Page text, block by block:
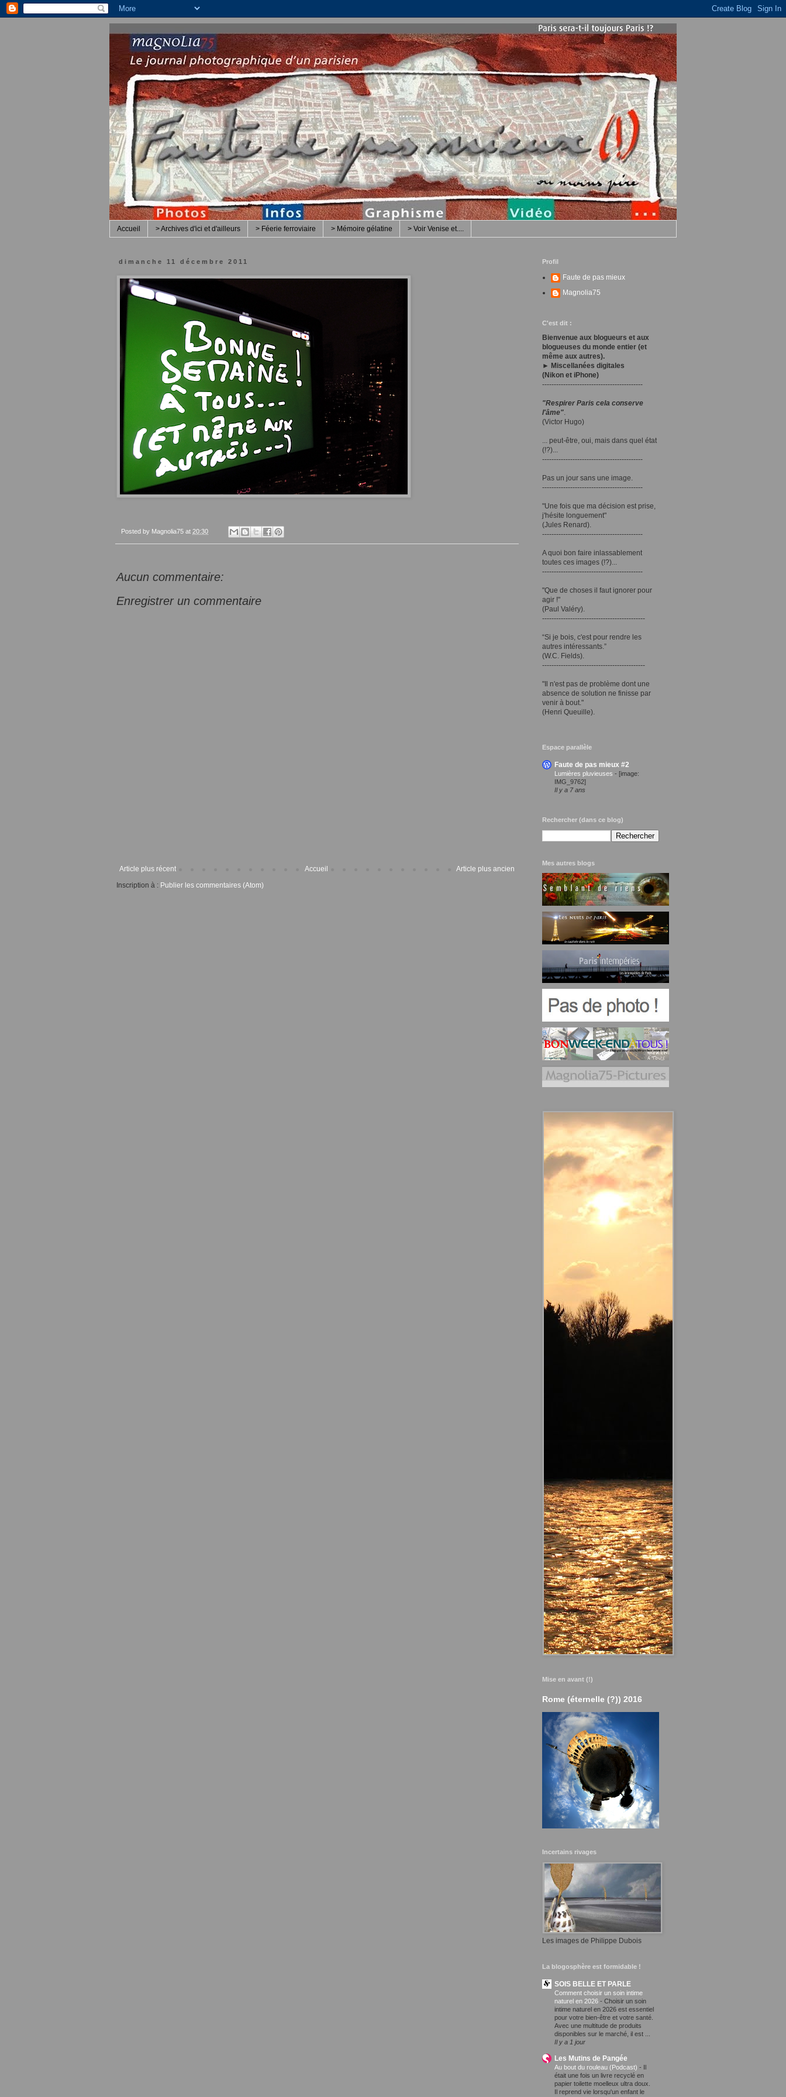
Accueil > Archives d'ici et d'ailleurs > Féerie ferroviaire > Mémoire gélatine > Voir Venise et....
dimanche 11 décembre 2011
Posted by Magnolia75 at 20:30
Aucun commentaire:
Enregistrer un commentaire
Article plus récent Article plus ancien
Accueil
Inscription à : Publier les commentaires (Atom)
Profil
Faute de pas mieux
Magnolia75
C'est dit :
Bienvenue aux blogueurs et aux
blogueuses du monde entier (et
même aux autres).
► Miscellanées digitales
(Nikon et iPhone)
-------------------------------------------
"Respirer Paris cela conserve
l'âme".
(Victor Hugo)
... peut-être, oui, mais dans quel état
(!?)...
-------------------------------------------
Pas un jour sans une image.
-------------------------------------------
"Une fois que ma décision est prise,
j'hésite longuement"
(Jules Renard).
-------------------------------------------
A quoi bon faire inlassablement
toutes ces images (!?)...
-------------------------------------------
"Que de choses il faut ignorer pour
agir !"
(Paul Valéry).
--------------------------------------------
“Si je bois, c'est pour rendre les
autres intéressants.”
(W.C. Fields).
--------------------------------------------
"Il n'est pas de problème dont une
absence de solution ne finisse par
venir à bout."
(Henri Queuille).
Espace parallèle
Faute de pas mieux #2
Lumières pluvieuses - [image:
IMG_9762]
Il y a 7 ans
Rechercher (dans ce blog)
Mes autres blogs
Mise en avant (!)
Rome (éternelle (?)) 2016
Incertains rivages
Les images de Philippe Dubois
La blogosphère est formidable !
SOIS BELLE ET PARLE
Comment choisir un soin intime
naturel en 2026 - Choisir un soin
intime naturel en 2026 est essentiel
pour votre bien-être et votre santé.
Avec une multitude de produits
disponibles sur le marché, il est ...
Il y a 1 jour
Les Mutins de Pangée
Au bout du rouleau (Podcast) - Il
était une fois un livre recyclé en
papier toilette moelleux ultra doux.
Il reprend vie lorsqu'un enfant le